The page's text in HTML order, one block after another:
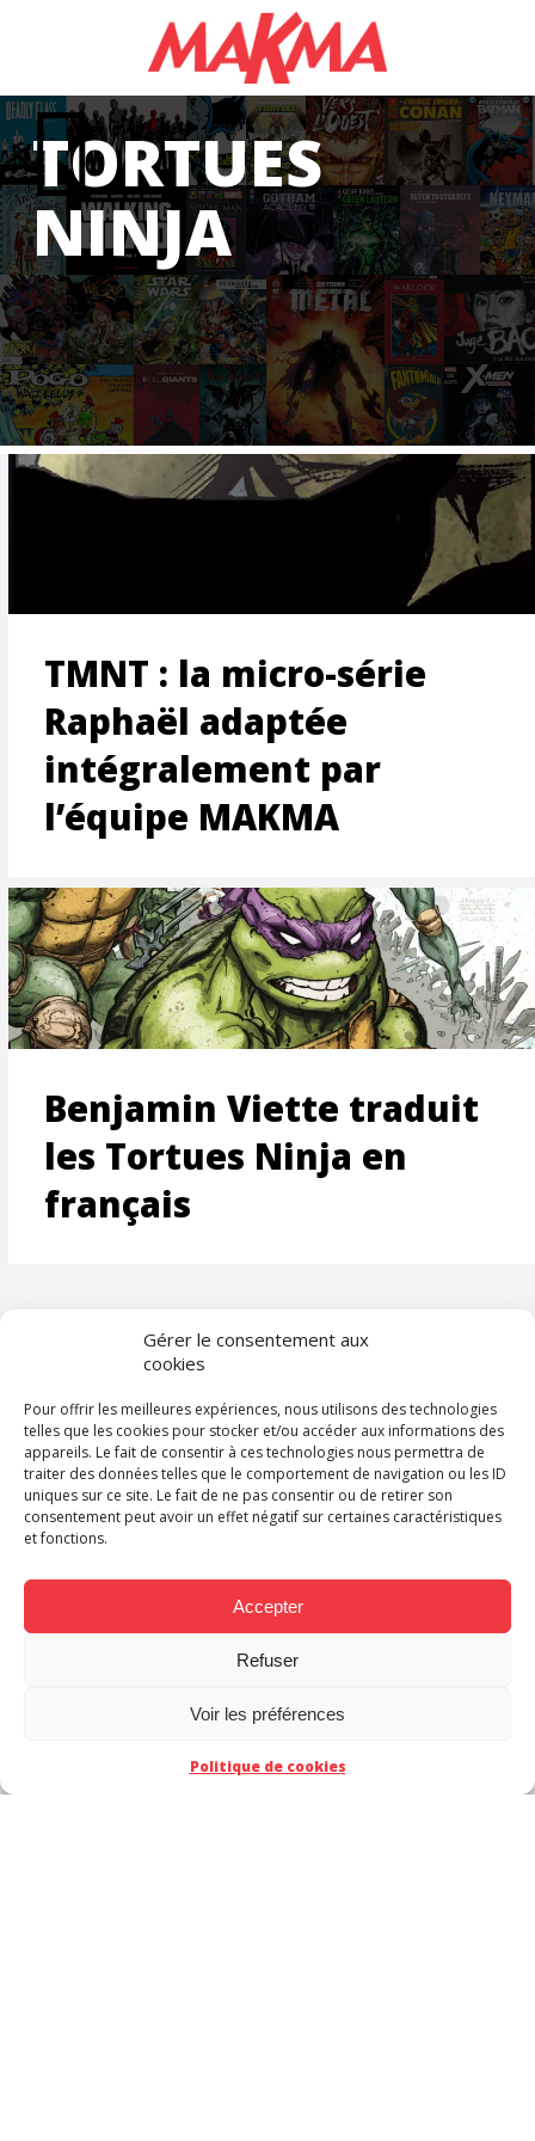
Gérer le consentement aux
cookies
Pour offrir les meilleures expériences, nous utilisons des technologies
telles que les cookies pour stocker et/ou accéder aux informations des
appareils. Le fait de consentir à ces technologies nous permettra de
traiter des données telles que le comportement de navigation ou les ID
uniques sur ce site. Le fait de ne pas consentir ou de retirer son
consentement peut avoir un effet négatif sur certaines caractéristiques
et fonctions.
Accepter
Refuser
Voir les préférences
Politique de cookies
TORTUES
NINJA
TMNT : la micro-série
Raphaël adaptée
intégralement par
l’équipe MAKMA
Benjamin Viette traduit
les Tortues Ninja en
français